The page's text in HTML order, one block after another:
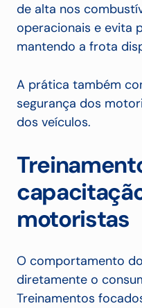
de alta nos
operacionais e evita
mantendo a frota
A prática também
segurança dos
dos veículos.
motoristas
O comportamento
diretamente o
Treinamentos